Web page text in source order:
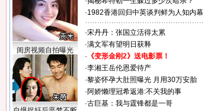
闺房视频自拍曝光
·1982香港回归中英谈判鲜为人知内幕
·宋丹丹：张国立活得太累
·满文军有望明日获释
· 《变形金刚2》送电影票！
·李湘王岳伦恩爱待产
·黎姿怀孕大肚照曝光 月用30万安胎
·阿娇懒理冠希返港:不关我的事
·古巨基：我与霆锋都是一哥